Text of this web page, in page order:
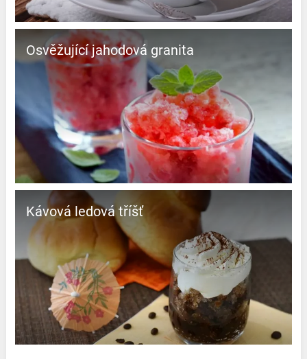
Osvěžující jahodová granita
Kávová ledová tříšť